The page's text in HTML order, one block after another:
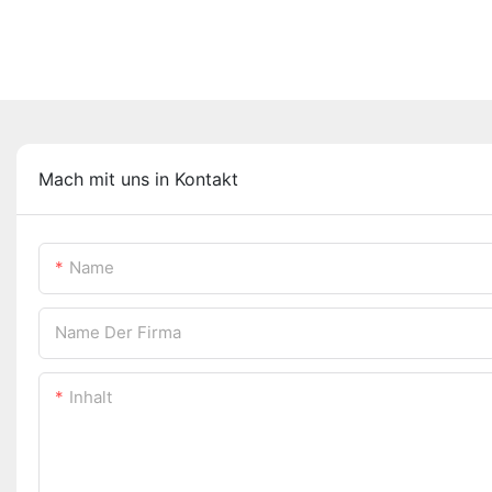
Mach mit uns in Kontakt
Name
Name Der Firma
Inhalt